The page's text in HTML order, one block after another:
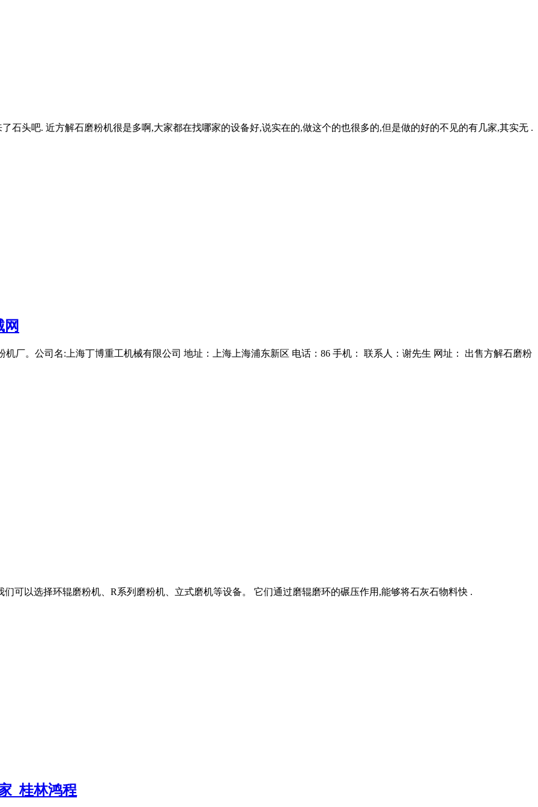
石头吧. 近方解石磨粉机很是多啊,大家都在找哪家的设备好,说实在的,做这个的也很多的,但是做的好的不见的有几家,其实无 .
厂。公司名:上海丁博重工机械有限公司 地址：上海上海浦东新区 电话：86 手机： 联系人：谢先生 网址： 出售方解石磨粉
可以选择环辊磨粉机、R系列磨粉机、立式磨机等设备。 它们通过磨辊磨环的碾压作用,能够将石灰石物料快 .
_桂林鸿程